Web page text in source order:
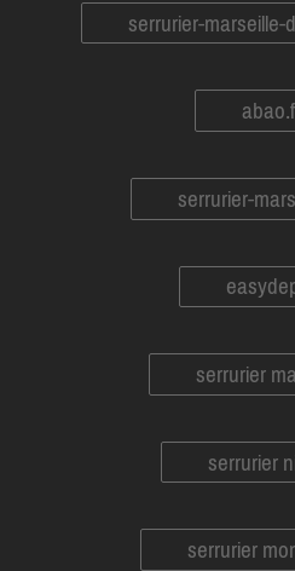
serrurier-
serrurier-
serrurier
serrurier
serrurier